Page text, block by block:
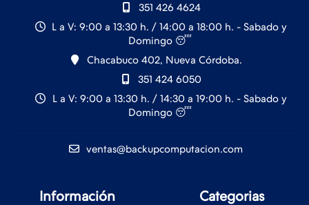
351 426 4624
L a V: 9:00 a 13:30 h. / 14:00 a 18:00 h. - Sabado y
Domingo 😴
Chacabuco 402, Nueva Córdoba.
351 424 6050
L a V: 9:00 a 13:30 h. / 14:30 a 19:00 h. - Sabado y
Domingo 😴
ventas@backupcomputacion.com
Información Categorias